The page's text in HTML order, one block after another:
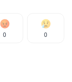
0 0